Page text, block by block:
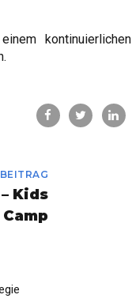
kontinuierlichen
Kids